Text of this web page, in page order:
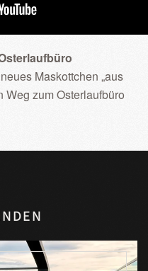
Maskottchen „aus
Weg zum Osterlaufbüro